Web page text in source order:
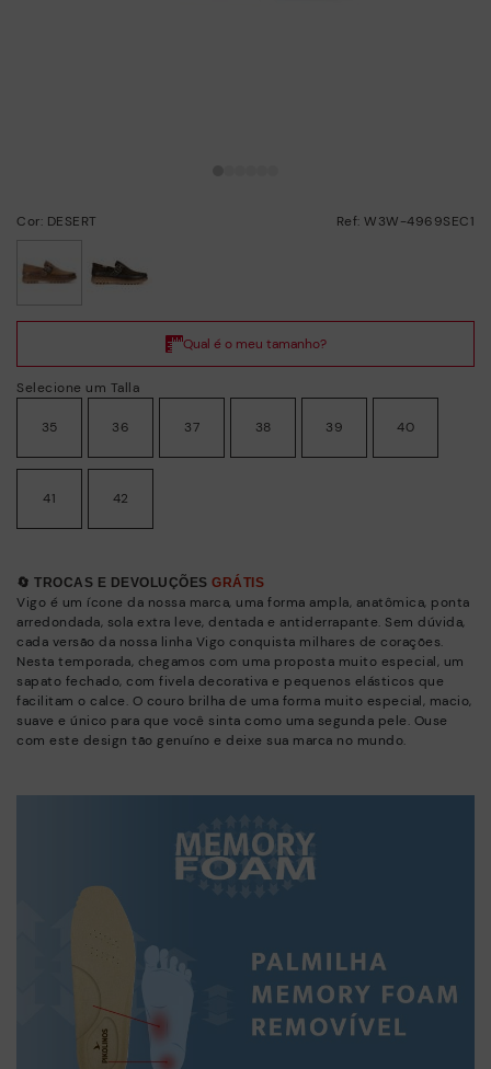
Cor: DESERT Ref: W3W-4969SEC1
Selecione um Talla
35 36 37 38 39 40
41 42
🔄 TROCAS E DEVOLUÇÕES GRÁTIS
Vigo é um ícone da nossa marca, uma forma ampla, anatômica, ponta
arredondada, sola extra leve, dentada e antiderrapante. Sem dúvida,
cada versão da nossa linha Vigo conquista milhares de corações.
Nesta temporada, chegamos com uma proposta muito especial, um
sapato fechado, com fivela decorativa e pequenos elásticos que
facilitam o calce. O couro brilha de uma forma muito especial, macio,
suave e único para que você sinta como uma segunda pele. Ouse
com este design tão genuíno e deixe sua marca no mundo.